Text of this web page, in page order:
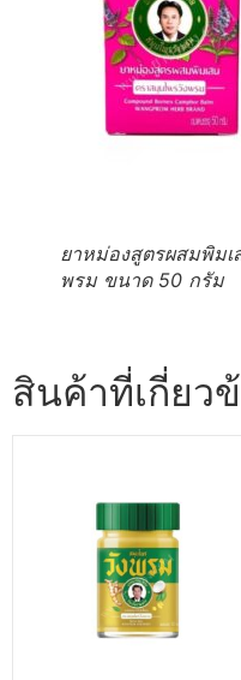
ยาหม่องสูตรผสมพิม
พรม ขนาด 50 กรัม
สินค้าที่เกี่ยว